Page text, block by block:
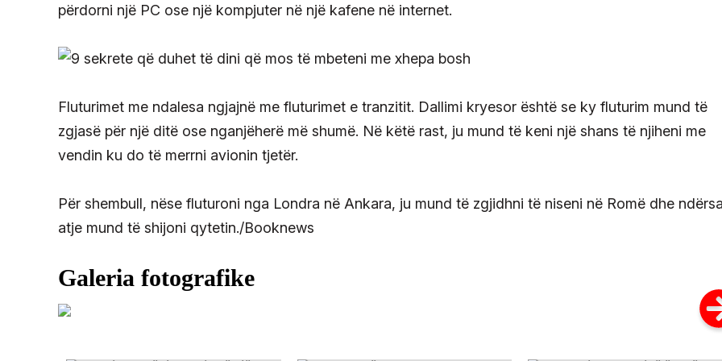
përdorni një PC ose një kompjuter në një kafene në internet.
Fluturimet me ndalesa ngjajnë me fluturimet e tranzitit. Dallimi kryesor është se ky fluturim mund të
zgjasë për një ditë ose nganjëherë më shumë. Në këtë rast, ju mund të keni një shans të njiheni me
vendin ku do të merrni avionin tjetër.
Për shembull, nëse fluturoni nga Londra në Ankara, ju mund të zgjidhni të niseni në Romë dhe
atje mund të shijoni qytetin./Booknews